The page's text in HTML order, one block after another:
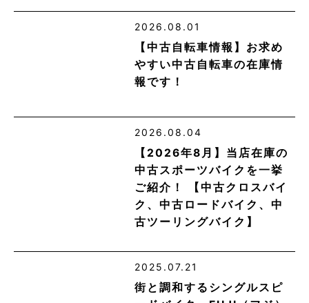
2026.08.01
【中古自転車情報】お求め
やすい中古自転車の在庫情
報です！
2026.08.04
【2026年8月】当店在庫の
中古スポーツバイクを一挙
ご紹介！ 【中古クロスバイ
ク、中古ロードバイク、中
古ツーリングバイク】
2025.07.21
街と調和するシングルスピ